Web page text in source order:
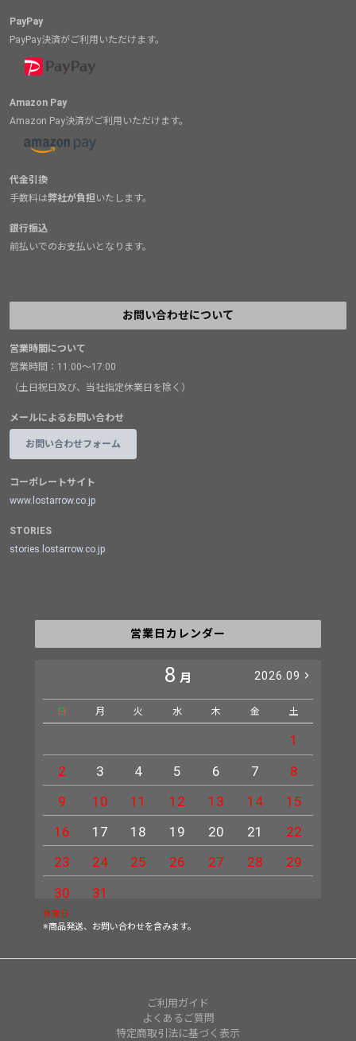
PayPay
PayPay決済がご利用いただけます。
Amazon Pay
Amazon Pay決済がご利用いただけます。
代金引換
手数料は弊社が負担いたします。
銀行振込
前払いでのお支払いとなります。
お問い合わせについて
営業時間について
営業時間：11:00～17:00
（土日祝日及び、当社指定休業日を除く）
メールによるお問い合わせ
お問い合わせフォーム
コーポレートサイト
www.lostarrow.co.jp
STORIES
stories.lostarrow.co.jp
営業日カレンダー
8 月 2026.09
日 月 火 水 木 金 土
1
2
3 4 5 6 7
8
9
10 11 12 13 14
15
16
17 18 19 20 21
22
23
24 25 26 27 28
29
30
31
休業日
※商品発送、お問い合わせを含みます。
ご利用ガイド
よくあるご質問
特定商取引法に基づく表示